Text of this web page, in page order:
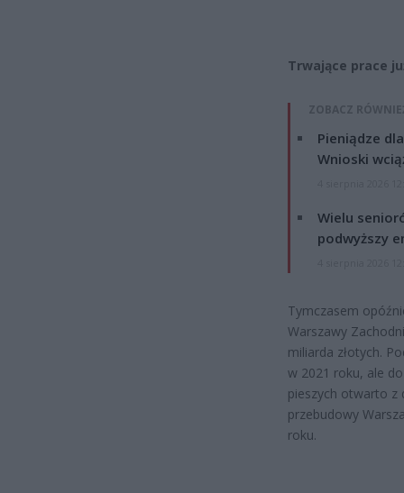
Trwające prace
ZOBACZ
Pieniądze
Wnioski
Wielu
podwyższy
Tymczasem
Warszawy
miliarda złotych.
w 2021 roku, ale
pieszych otwarto z
przebudowy
roku.